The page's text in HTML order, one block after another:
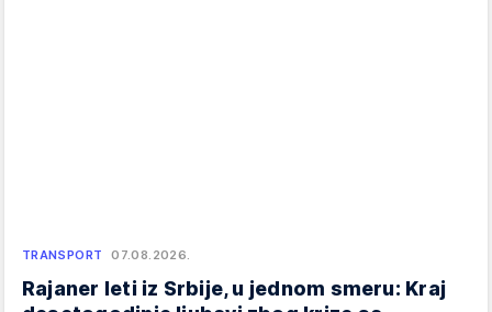
TRANSPORT 07.08.2026.
Rajaner leti iz Srbije, u jednom smeru: Kraj